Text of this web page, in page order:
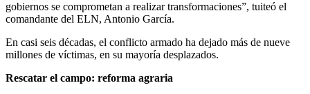
gobiernos se comprometan a realizar transformaciones”, tuiteó el
comandante del ELN, Antonio García.
En casi seis décadas, el conflicto armado ha dejado más de nueve
millones de víctimas, en su mayoría desplazados.
Rescatar el campo: reforma agraria